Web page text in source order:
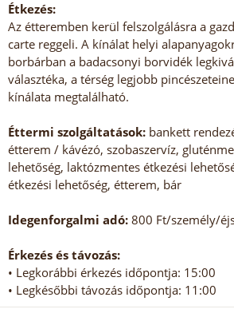
Étkezés:
Az étteremben kerül felszolgálásra a
carte reggeli. A kínálat helyi
borbárban a badacsonyi borvidék
választéka, a térség legjobb
kínálata megtalálható.
Éttermi szolgáltatások: bankett
étterem / kávézó, szobaszervíz,
lehetőség, laktózmentes étkezési
étkezési lehetőség, étterem, bár
Idegenforgalmi adó: 800 Ft/személy/
Érkezés és távozás:
• Legkorábbi érkezés időpontja: 15:00
• Legkésőbbi távozás időpontja: 11:00